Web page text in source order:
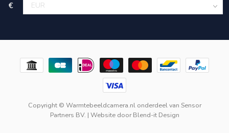
€
Copyright © Warmtebeeldcamera.nl onderdeel van Sensor
Partners BV. | Website doorBlend-it Design